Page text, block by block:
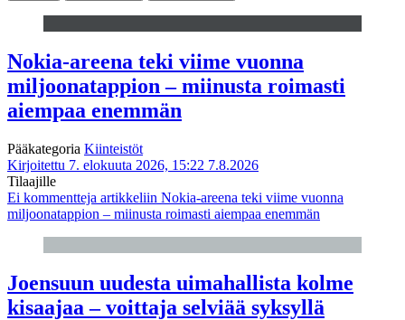
Nokia-areena teki viime vuonna
miljoonatappion – miinusta roimasti
aiempaa enemmän
Pääkategoria Kiinteistöt
Kirjoitettu 7. elokuuta 2026, 15:22 7.8.2026
Tilaajille
Ei kommentteja artikkeliin Nokia-areena teki viime vuonna
miljoonatappion – miinusta roimasti aiempaa enemmän
Joensuun uudesta uimahallista kolme
kisaajaa – voittaja selviää syksyllä